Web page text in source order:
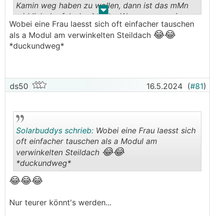
. .
Kamin weg haben zu wollen, dann ist das mMn
wirklich der falsche Ansatz. Wenn man sowieso
einen Ofen einzubauen gedenkt, dann soll man
das auch machen. Und zugegebenermaßen ist so
ein Feuerchen manchmal schon sehr gemütlich
(Sagen wir so: Ohne Ofen wäre bei uns vielleicht
schon der Ofen aus.😅)
Mir ist mein verschattetes Modul wirklich egal,
aber meine Frau mit zeitweise erhöhtem
Wärmebedarf nicht.😉
Wobei eine Frau laesst sich oft einfacher tauschen
als a Modul am verwinkelten Steildach 😂😂
*duckundweg*
ds50 16.5.2024 (#81)
..
Solarbuddys schrieb: Wobei eine Frau laesst sich
oft einfacher tauschen als a Modul am
verwinkelten Steildach 😂😂
*duckundweg*
😂😂😂
Nur teurer könnt's werden...